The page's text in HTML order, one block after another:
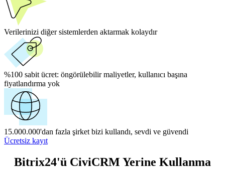
Verilerinizi diğer sistemlerden aktarmak kolaydır
%100 sabit ücret: öngörülebilir maliyetler, kullanıcı başına
fiyatlandırma yok
15.000.000'dan fazla şirket bizi kullandı, sevdi ve güvendi
Ücretsiz kayıt
Bitrix24'ü CiviCRM Yerine Kullanma